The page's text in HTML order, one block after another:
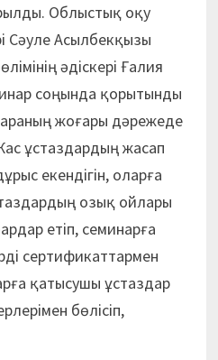
Облыстық оқу
Сәуле Асылбек­қызы
әдіс­кері Ғалия
соңында қорытынды
жоғары дәрежеде
ұстаздардың жасап
екендігін, оларға
озық ойлары
етіп, семинарға
сертификаттармен
қатысушы ұстаздар
бөлісіп,